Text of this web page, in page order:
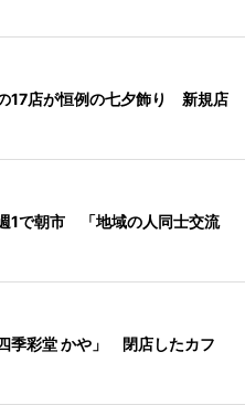
17店が恒例の七夕飾り 新規店
1で朝市 「地域の人同士交流
季彩堂 かや」 閉店したカフ